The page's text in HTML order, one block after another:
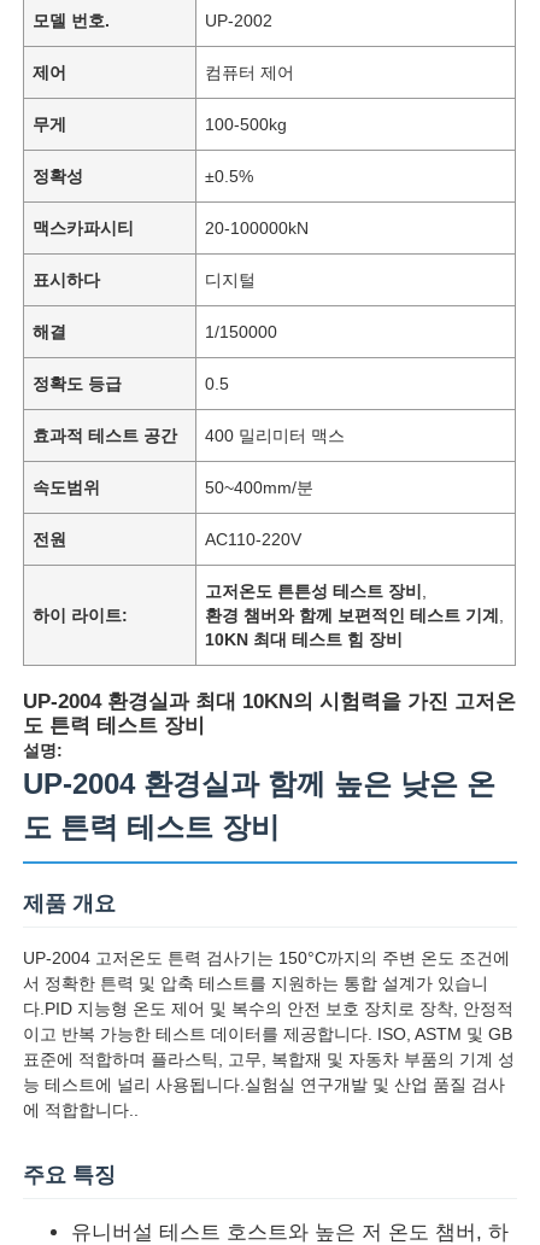
홈
제품 소개
회사 소개
모델 번호. UP-2002
제어 컴퓨터 제어
무게 100-500kg
정확성 ±0.5%
맥스카파시티 20-100000kN
표시하다 디지털
해결 1/150000
정확도 등급 0.5
효과적 테스트 공간 400 밀리미터 맥스
속도범위 50~400mm/분
전원 AC110-220V
하이 라이트:
고저온도 튼튼성 테스트 장비
환경 챔버와 함께 보편적인 테스트 기계
10KN 최대 테스트 힘 장비
UP-2004 환경실과 최대 10KN의 시험력을 가진 고저온
도 튼력 테스트 장비
설명:
UP-2004 환경실과 함께 높은 낮은 온
도 튼력 테스트 장비
제품 개요
UP-2004 고저온도 튼력 검사기는 150°C까지의 주변 온도 조건에
서 정확한 튼력 및 압축 테스트를 지원하는 통합 설계가 있습니
다.PID 지능형 온도 제어 및 복수의 안전 보호 장치로 장착, 안정적
이고 반복 가능한 테스트 데이터를 제공합니다. ISO, ASTM 및 GB
표준에 적합하며 플라스틱, 고무, 복합재 및 자동차 부품의 기계 성
능 테스트에 널리 사용됩니다.실험실 연구개발 및 산업 품질 검사
에 적합합니다..
주요 특징
유니버설 테스트 호스트와 높은 저 온도 챔버, 하